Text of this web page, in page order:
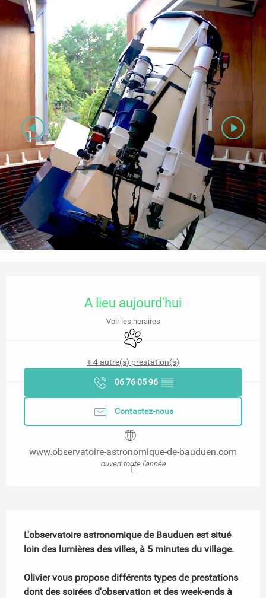
A lieu aujourd'hui
Voir les horaires
Animaux acceptés
+ 4 autre(s) prestation(s)
06 76 05 96 ▒▒
Contactez-nous
www.observatoire-astronomique-de-bauduen.com
ouvert toute l'année
L'observatoire astronomique de Bauduen est situé
loin des lumières des villes, à 5 minutes du village.
Olivier vous propose différents types de prestations
dont des soirées d'observation et des week-ends à